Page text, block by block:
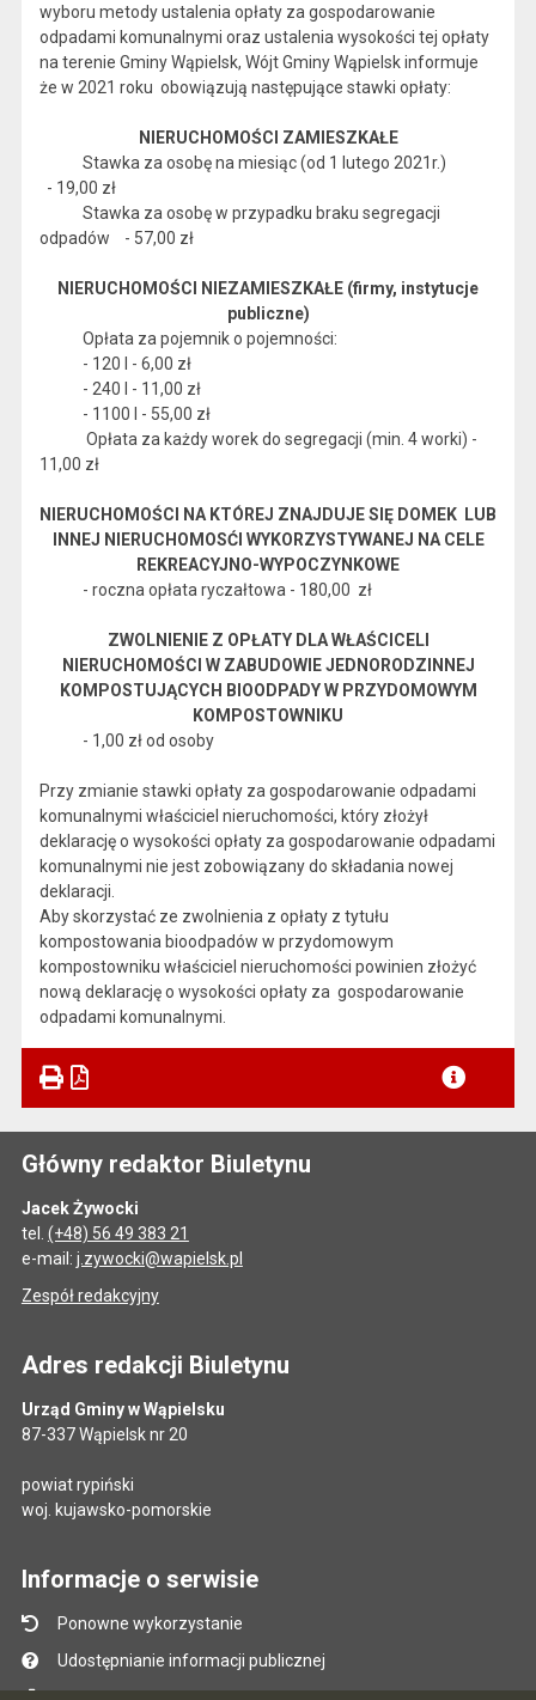
wyboru metody ustalenia opłaty za gospodarowanie
odpadami komunalnymi oraz ustalenia wysokości tej opłaty
na terenie Gminy Wąpielsk, Wójt Gminy Wąpielsk informuje
że w 2021 roku obowiązują następujące stawki opłaty:
NIERUCHOMOŚCI ZAMIESZKAŁE
Stawka za osobę na miesiąc (od 1 lutego 2021r.)
- 19,00 zł
Stawka za osobę w przypadku braku segregacji
odpadów - 57,00 zł
NIERUCHOMOŚCI NIEZAMIESZKAŁE (firmy, instytucje
publiczne)
Opłata za pojemnik o pojemności:
- 120 l - 6,00 zł
- 240 l - 11,00 zł
- 1100 l - 55,00 zł
Opłata za każdy worek do segregacji (min. 4 worki) -
11,00 zł
NIERUCHOMOŚCI NA KTÓREJ ZNAJDUJE SIĘ DOMEK LUB
INNEJ NIERUCHOMOSĆI WYKORZYSTYWANEJ NA CELE
REKREACYJNO-WYPOCZYNKOWE
- roczna opłata ryczałtowa - 180,00 zł
ZWOLNIENIE Z OPŁATY DLA WŁAŚCICELI
NIERUCHOMOŚCI W ZABUDOWIE JEDNORODZINNEJ
KOMPOSTUJĄCYCH BIOODPADY W PRZYDOMOWYM
KOMPOSTOWNIKU
- 1,00 zł od osoby
Przy zmianie stawki opłaty za gospodarowanie odpadami
komunalnymi właściciel nieruchomości, który złożył
deklarację o wysokości opłaty za gospodarowanie odpadami
komunalnymi nie jest zobowiązany do składania nowej
deklaracji.
Aby skorzystać ze zwolnienia z opłaty z tytułu
kompostowania bioodpadów w przydomowym
kompostowniku właściciel nieruchomości powinien złożyć
nową deklarację o wysokości opłaty za gospodarowanie
odpadami komunalnymi.
Główny redaktor Biuletynu
Jacek Żywocki
tel. (+48) 56 49 383 21
e-mail: j.zywocki@wapielsk.pl
Zespół redakcyjny
Adres redakcji Biuletynu
Urząd Gminy w Wąpielsku
87-337 Wąpielsk nr 20
powiat rypiński
woj. kujawsko-pomorskie
Informacje o serwisie
Ponowne wykorzystanie
Udostępnianie informacji publicznej